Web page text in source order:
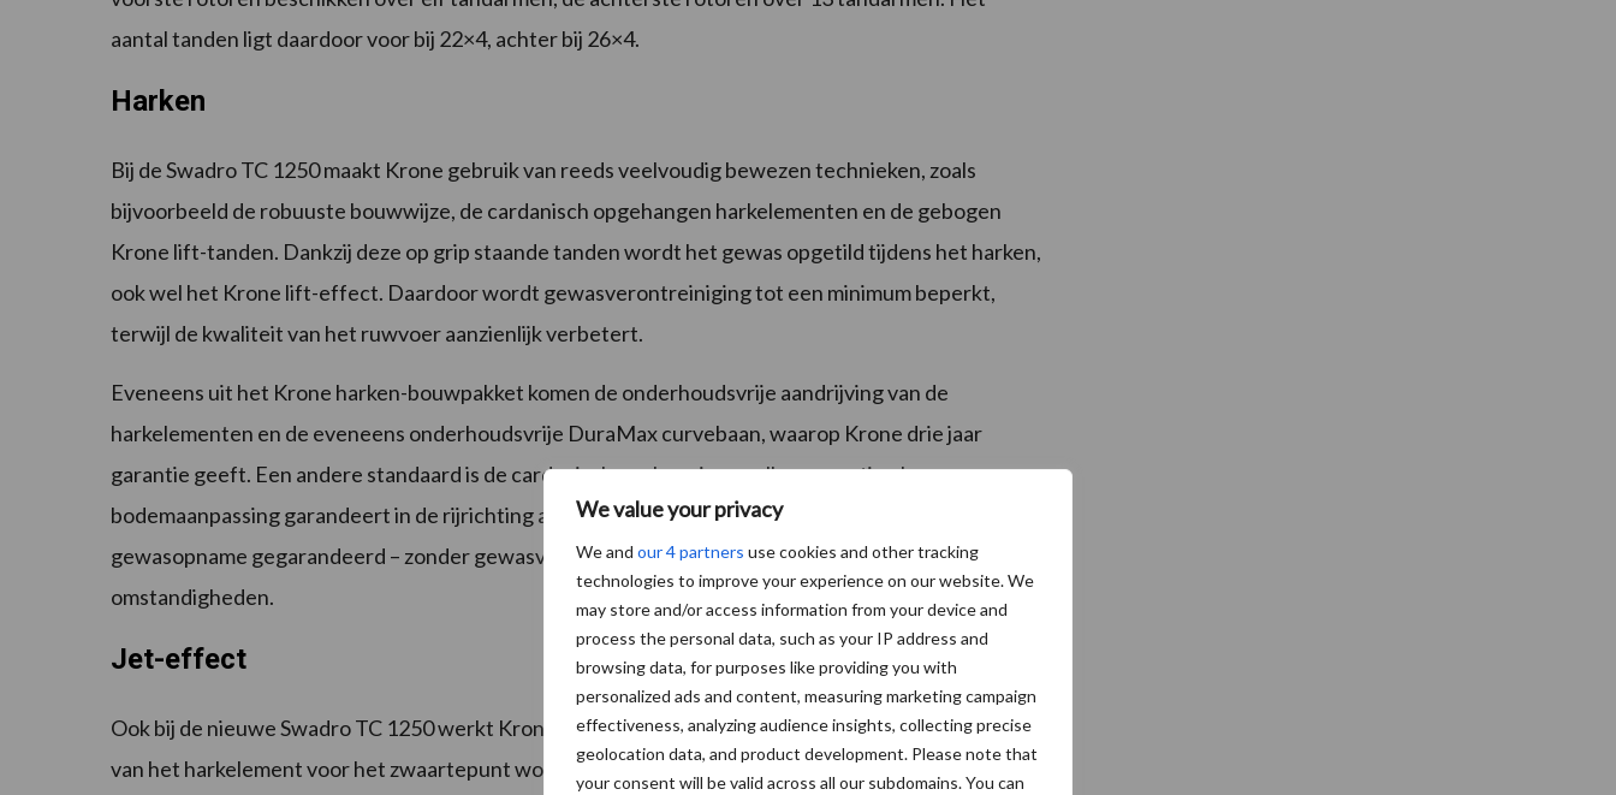
We value your privacy
We and our 4 partners use cookies and other tracking
technologies to improve your experience on our website. We
may store and/or access information from your device and
process the personal data, such as your IP address and
browsing data, for purposes like providing you with
personalized ads and content, measuring marketing campaign
effectiveness, analyzing audience insights, collecting precise
geolocation data, and product development. Please note that
your consent will be valid across all our subdomains. You can
aantal tanden ligt daardoor voor bij 22×4, achter bij 26×4.
Harken
Bij de Swadro TC 1250 maakt Krone gebruik van reeds veelvoudig bewezen technieken, zoals
bijvoorbeeld de robuuste bouwwijze, de cardanisch opgehangen harkelementen en de gebogen
Krone lift-tanden. Dankzij deze op grip staande tanden wordt het gewas opgetild tijdens het harken,
ook wel het Krone lift-effect. Daardoor wordt gewasverontreiniging tot een minimum beperkt,
terwijl de kwaliteit van het ruwvoer aanzienlijk verbetert.
Eveneens uit het Krone harken-bouwpakket komen de onderhoudsvrije aandrijving van de
harkelementen en de eveneens onderhoudsvrije DuraMax curvebaan, waarop Krone drie jaar
garantie geeft. Een andere standaard is de cardanische ophanging, welke een optimale
bodemaanpassing garandeert in de rijrichting als dwars op de rijrichting. Hiermee wordt een goede
gewasopname gegarandeerd – zonder gewasverontreinigingen – ook onder moeilijke
omstandigheden.
Jet-effect
Ook bij de nieuwe Swadro TC 1250 werkt Krone met het bekende “Jet-effect”. Door de ophanging
van het harkelement voor het zwaartepunt wordt gegarandeerd dat de tanden zowel bij het heffen